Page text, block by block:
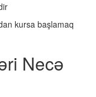
kursa başlamaq
Necə